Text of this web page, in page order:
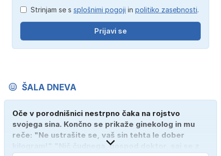
Strinjam se s splošnimi pogoji in politiko zasebnosti.
Prijavi se
ŠALA DNEVA
Oče v porodnišnici nestrpno čaka na rojstvo
svojega sina. Končno se prikaže ginekolog in mu
reče: "Ne ustrašite se, vaš sin tehta le dober
kilogram!" "Nič čudnega, gospod doktor, saj se z